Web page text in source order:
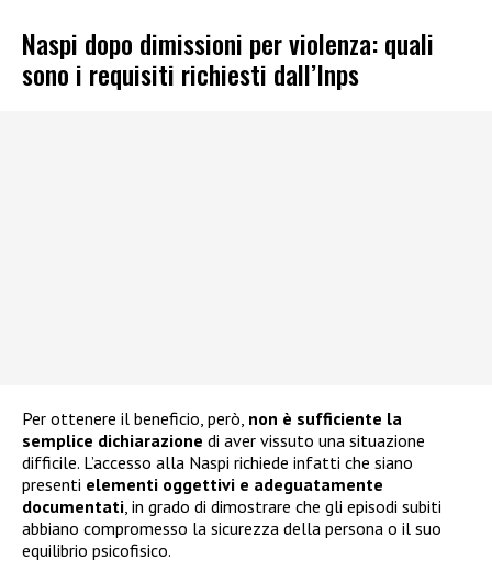
Naspi dopo dimissioni per violenza: quali
sono i requisiti richiesti dall’Inps
Per ottenere il beneficio, però, non è sufficiente la
semplice dichiarazione di aver vissuto una situazione
difficile. L’accesso alla Naspi richiede infatti che siano
presenti elementi oggettivi e adeguatamente
documentati, in grado di dimostrare che gli episodi subiti
abbiano compromesso la sicurezza della persona o il suo
equilibrio psicofisico.